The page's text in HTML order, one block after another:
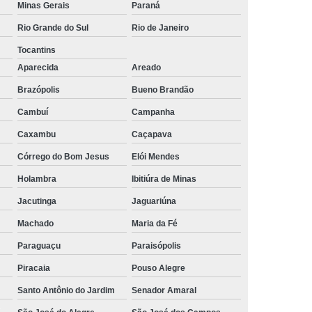
Rastreador Gps para Caminhão
Rastreador Via Satélite para Caminhão
Sistema de Rastreamento de Caminhões
Especializada em Rastreador de Carro
Carro
Rastreador de Carro Belo Horizonte
Rastreador Gps para Carros
Rastreador Veicular para Carro
Rastreador Veicular para Frota
para Carros
Rastreador de Carros
em Carro
Rastreador Gps Carro
no Carro
Rastreador para Carro
Rastreador para Colocar no Carro
Minas Gerais Paraná
Rio Grande do Sul Rio de Janeiro
Tocantins
Aparecida Areado
Brazópolis Bueno Brandão
Cambuí Campanha
Caxambu Caçapava
Córrego do Bom Jesus Elói Mendes
Holambra Ibitiúra de Minas
Jacutinga Jaguariúna
Machado Maria da Fé
Paraguaçu Paraisópolis
Piracaia Pouso Alegre
Santo Antônio do Jardim Senador Amaral